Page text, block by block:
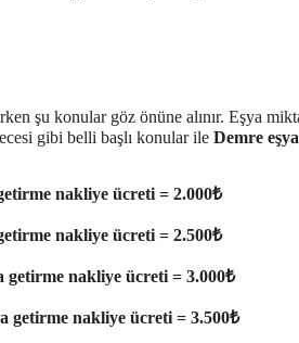
şu konular göz önüne alınır. Eşya
gibi belli başlı konular ile Demre
nakliye ücreti = 2.000₺
nakliye ücreti = 2.500₺
getirme nakliye ücreti = 3.000₺
getirme nakliye ücreti = 3.500₺